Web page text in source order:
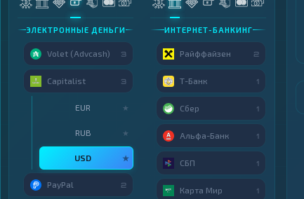
ЭЛЕКТРОННЫЕ ДЕНЬГИ
Volet (Advcash) 3
Capitalist 3
EUR ★
RUB ★
USD ★
PayPal 2
ИНТЕРНЕТ-БАНКИНГ
Райффайзен 2
Т-Банк 1
Сбер 1
Альфа-Банк 1
СБП 1
Карта Мир 1